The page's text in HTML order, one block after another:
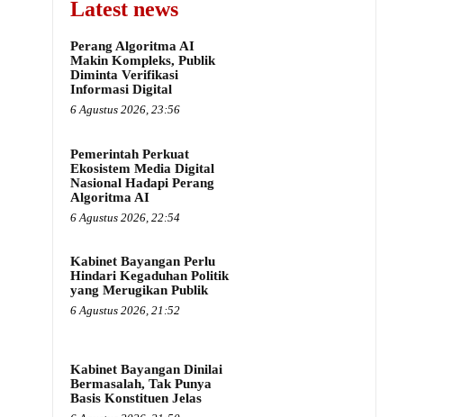
Latest news
Perang Algoritma AI
Makin Kompleks, Publik
Diminta Verifikasi
Informasi Digital
6 Agustus 2026, 23:56
Pemerintah Perkuat
Ekosistem Media Digital
Nasional Hadapi Perang
Algoritma AI
6 Agustus 2026, 22:54
Kabinet Bayangan Perlu
Hindari Kegaduhan Politik
yang Merugikan Publik
6 Agustus 2026, 21:52
Kabinet Bayangan Dinilai
Bermasalah, Tak Punya
Basis Konstituen Jelas